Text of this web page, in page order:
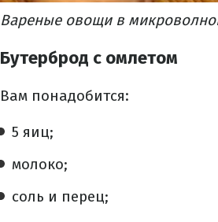
Вареные овощи в
Бутерброд с омлетом
Вам понадобится:
5 яиц;
молоко;
соль и перец;